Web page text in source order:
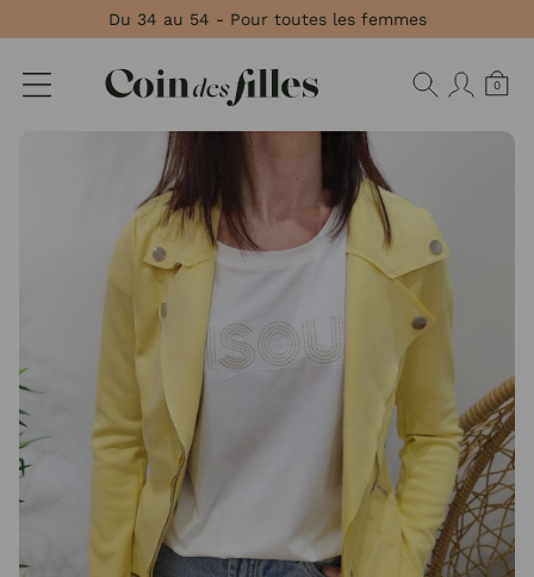
Du 34 au 54 - Pour toutes les femmes
0
Panneau de gestion des cookies